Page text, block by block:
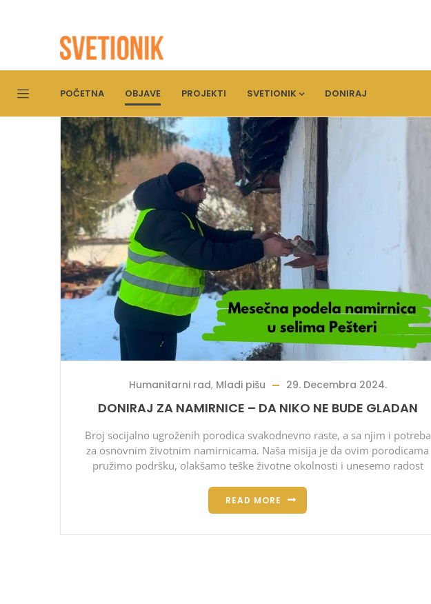
POČETNA OBJAVE PROJEKTI SVETIONIK DONIRAJ
Humanitarni rad, Mladi pišu 29. Decembra 2024.
DONIRAJ ZA NAMIRNICE – DA NIKO NE BUDE GLADAN
Broj socijalno ugroženih porodica svakodnevno raste, a sa njim i potreba
za osnovnim životnim namirnicama. Naša misija je da ovim porodicama
pružimo podršku, olakšamo teške životne okolnosti i unesemo radost
READ MORE